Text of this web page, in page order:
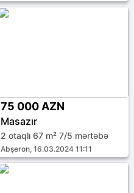
75 000 AZN
Masazır
2 otaqlı 67 m² 7/5 mərtəbə
Abşeron, 16.03.2024 11:11